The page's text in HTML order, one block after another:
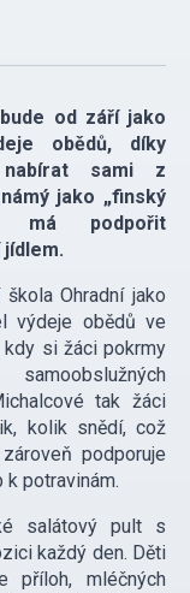
od září jako
obědů, díky
sami z
jako „finský
má podpořit
Ohradní jako
výdeje obědů ve
si žáci pokrmy
tak žáci
kolik snědí, což
podporuje
potravinám.
salátový pult s
každý den. Děti
mléčných